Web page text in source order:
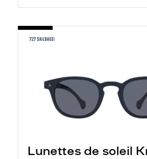
Lunettes de soleil